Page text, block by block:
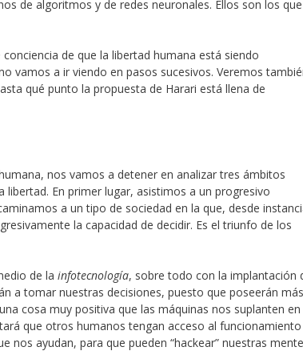
de algoritmos y de redes neuronales. Ellos son los que
de que la libertad humana está siendo
vamos a ir viendo en pasos sucesivos. Veremos
qué punto la propuesta de Harari está llena de
nos vamos a detener en analizar tres ámbitos
En primer lugar, asistimos a un progresivo
a un tipo de sociedad en la que, desde
la capacidad de decidir. Es el triunfo de los
de la infotecnología, sobre todo con la implantación
a tomar nuestras decisiones, puesto que poseerán más
cosa muy positiva que las máquinas nos suplanten en
que otros humanos tengan acceso al funcionamiento
ayudan, para que pueden “hackear” nuestras